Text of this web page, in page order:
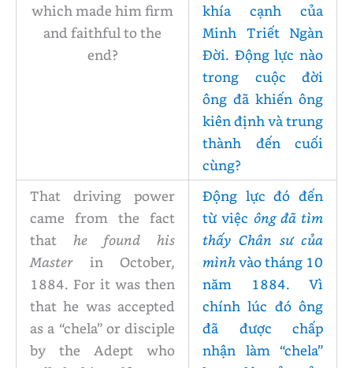
which made him firm
and faithful to the
end?
khía cạnh của
Minh Triết Ngàn
Đời. Động lực nào
trong cuộc đời
ông đã khiến ông
kiên định và trung
thành đến cuối
cùng?
That driving power
came from the fact
that he found his
Master in October,
1884. For it was then
that he was accepted
as a “chela” or disciple
by the Adept who
Động lực đó đến
từ việc ông đã tìm
thấy Chân sư của
mìnhvào tháng 10
năm 1884. Vì
chính lúc đó ông
đã được chấp
nhận làm “chela”